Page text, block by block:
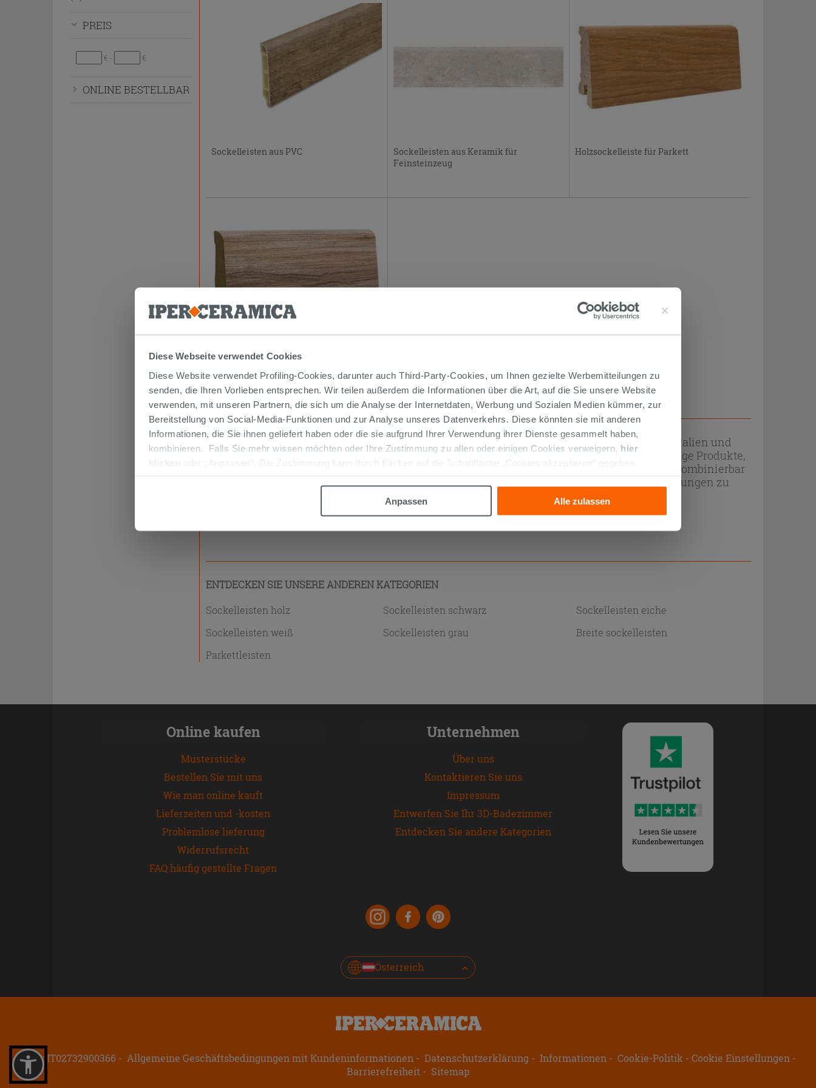
Diese Webseite verwendet Cookies
Diese Website verwendet Profiling-Cookies, darunter auch Third-Party-Cookies, um Ihnen gezielte Werbemitteilungen zu
senden, die Ihren Vorlieben entsprechen. Wir teilen außerdem die Informationen über die Art, auf die Sie unsere Website
verwenden, mit unseren Partnern, die sich um die Analyse der Internetdaten, Werbung und Sozialen Medien kümmer, zur
Bereitstellung von Social-Media-Funktionen und zur Analyse unseres Datenverkehrs. Diese könnten sie mit anderen
Informationen, die Sie ihnen geliefert haben oder die sie aufgrund Ihrer Verwendung ihrer Dienste gesammelt haben,
kombinieren. Falls Sie mehr wissen möchten oder Ihre Zustimmung zu allen oder einigen Cookies verweigern, hier
klicken
oder „Anpassen“. Die Zustimmung kann durch Klicken auf die Schaltfläche „Cookies akzeptieren“ gegeben
Anpassen
Alle zulassen
bzw.
auszublenden.
PREIS
€ - €
ONLINE BESTELLBAR
Sockelleisten aus PVC
Sockelleisten aus Keramik für
Feinsteinzeug
Holzsockelleiste für Parkett
Sockelleiste aus MDF für Laminat und
IPERCERAMICA schlägt Ihnen eine breite Auswahl an Sockelleisten in verschiedenen Materialien und
Formaten vor, um die Installation Ihres Fußbodens zu vollenden und bereichern. Zweckmäßige Produkte,
die perfekt mit verschiedenen Materialien wie Feinsteinzeug, Naturholz, Laminat und PVC kombinierbar
sind. Bei IPERCERAMICA finden Sie alle nötigen Lösungen, um trendige, lebenswerte Umgebungen zu
gestalten - und das stets zu vorteilhaften Preisen!
ENTDECKEN SIE UNSERE ANDEREN KATEGORIEN
Sockelleisten holz
Sockelleisten schwarz
Sockelleisten eiche
Sockelleisten weiß
Sockelleisten grau
Breite sockelleisten
Parkettleisten
Online kaufen
Musterstücke
Bestellen Sie mit uns
Wie man online kauft
Lieferzeiten und -kosten
Problemlose lieferung
Widerrufsrecht
FAQ häufig gestellte Fragen
Unternehmen
Über uns
Kontaktieren Sie uns
Impressum
Entwerfen Sie Ihr 3D-Badezimmer
Entdecken Sie andere Kategorien
Österreich
P.IVA: IT02732900366 Allgemeine Geschäftsbedingungen mit Kundeninformationen Datenschutzerklärung Informationen Cookie-Politik
Cookie Einstellungen
Barrierefreiheit
Sitemap